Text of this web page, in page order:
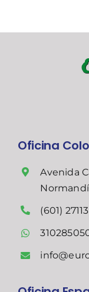
Oficina
Avenida
(601)